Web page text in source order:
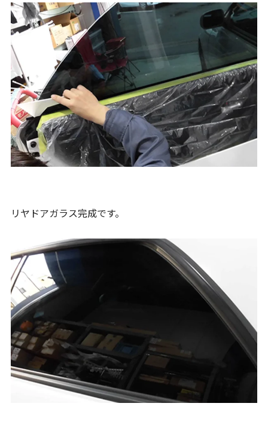
リヤドアガラス完成です。